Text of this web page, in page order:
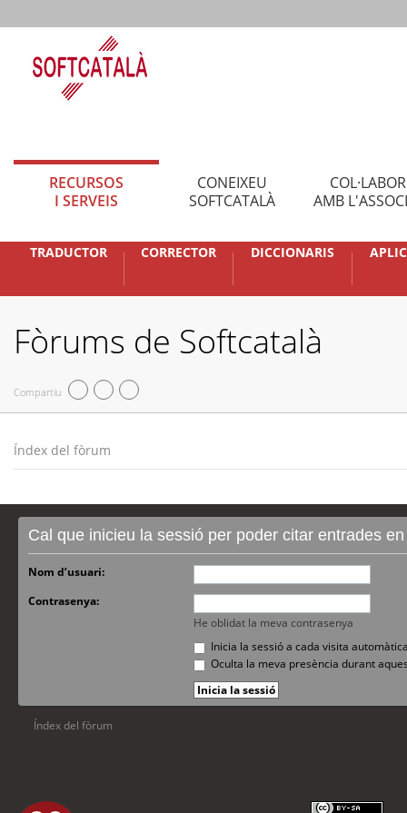
RECURSOS
I SERVEIS
CONEIXEU
SOFTCATALÀ
AMB
TRADUCTOR CORRECTOR DICCIONARIS
Fòrums de Softcatalà
Compartiu
Índex del fòrum
Cal que inicieu la sessió per poder citar entrades
Nom d’usuari:
Contrasenya:
He oblidat la meva contrasenya
Inicia la sessió a cada visita
Oculta la meva presència durant
Índex del fòrum